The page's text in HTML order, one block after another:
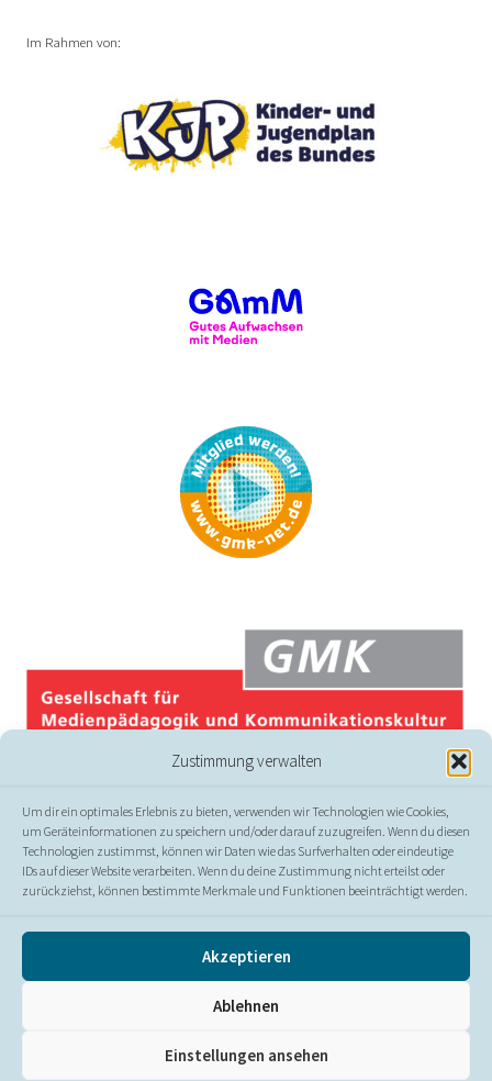
Zustimmung verwalten
Um dir ein optimales Erlebnis zu bieten, verwenden wir Technologien wie Cookies,
um Geräteinformationen zu speichern und/oder darauf zuzugreifen. Wenn du diesen
Technologien zustimmst, können wir Daten wie das Surfverhalten oder eindeutige
IDs auf dieser Website verarbeiten. Wenn du deine Zustimmung nicht erteilst oder
zurückziehst, können bestimmte Merkmale und Funktionen beeinträchtigt werden.
Akzeptieren
Ablehnen
Einstellungen ansehen
Im Rahmen von:
Presse//Kontakt//Impressum//Datenschutz//
Erklärung zur Barrierefreiheit